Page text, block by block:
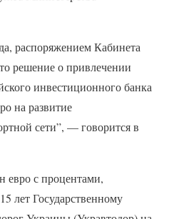
распоряжением Кабинета
решение о привлечении
инвестиционного банка
на развитие
сети”, — говорится в
евро с процентами,
лет Государственному